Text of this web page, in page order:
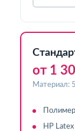
от 1
Материал:
HP